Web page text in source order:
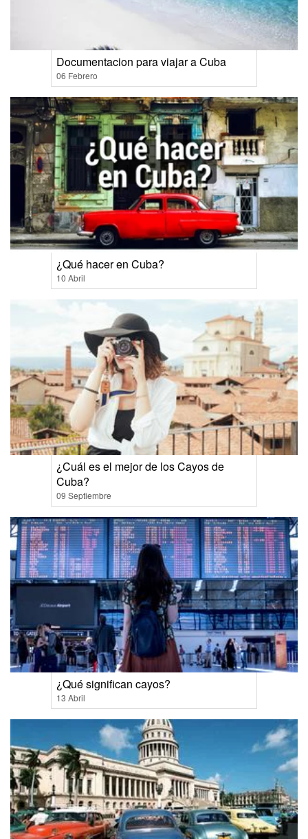
Documentacion para viajar a Cuba
06 Febrero
¿Qué hacer en Cuba?
10 Abril
¿Cuál es el mejor de los Cayos de
Cuba?
09 Septiembre
¿Qué significan cayos?
13 Abril